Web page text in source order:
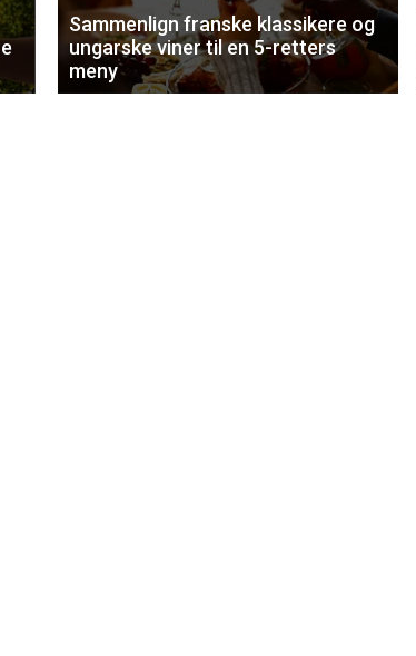
Sammenlign franske klassikere og
ungarske viner til en 5-retters
meny